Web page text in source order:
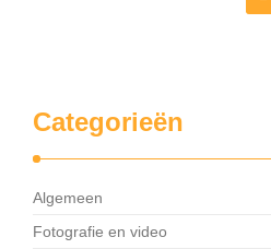
Categorieën
Algemeen
Fotografie en video